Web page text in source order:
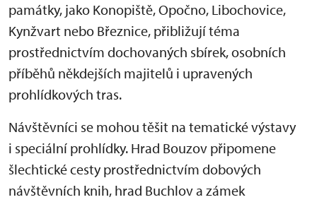
památky, jako Konopiště, Opočno, Libochovice,
Kynžvart nebo Březnice, přibližují téma
prostřednictvím dochovaných sbírek, osobních
příběhů někdejších majitelů i upravených
prohlídkových tras.
Návštěvníci se mohou těšit na tematické výstavy
i speciální prohlídky. Hrad Bouzov připomene
šlechtické cesty prostřednictvím dobových
návštěvních knih, hrad Buchlov a zámek